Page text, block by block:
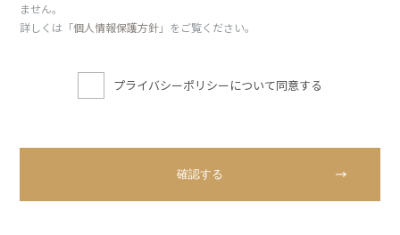
ません。
詳しくは「個人情報保護方針」をご覧ください。
プライバシーポリシーについて同意する